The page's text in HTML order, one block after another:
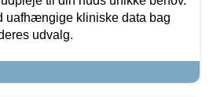
uafhængige kliniske data bag
udvalg.